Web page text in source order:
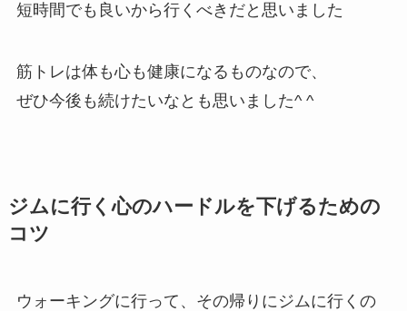
短時間でも良いから行くべきだと思いました
筋トレは体も心も健康になるものなので、
ぜひ今後も続けたいなとも思いました^ ^
ジムに行く心のハードルを下げるための
コツ
ウォーキングに行って、その帰りにジムに行くの